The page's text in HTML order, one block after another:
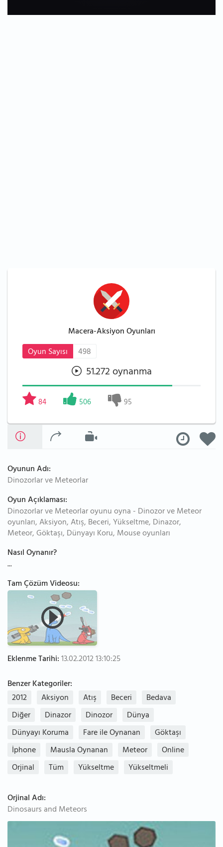
Macera-Aksiyon Oyunları
Oyun Sayısı
498
51.272 oynanma
84 506 95
Oyunun Adı:
Dinozorlar ve Meteorlar
Oyun Açıklaması:
Dinozorlar ve Meteorlar oyunu oyna - Dinozor ve Meteor
oyunları, Aksiyon, Atış, Beceri, Yükseltme, Dinazor,
Meteor, Göktaşı, Dünyayı Koru, Mouse oyunları
Nasıl Oynanır?
...
Tam Çözüm Videosu:
Eklenme Tarihi:13.02.2012 13:10:25
Benzer Kategoriler:
2012
Aksiyon Atış Beceri
Bedava
Diğer
Dinazor Dinozor
Dünya
Dünyayı Koruma
Fare ile Oynanan
Göktaşı
İphone
Mausla Oynanan Meteor
Online
Orjinal
Tüm Yükseltme Yükseltmeli
Orjinal Adı:
Dinosaurs and Meteors